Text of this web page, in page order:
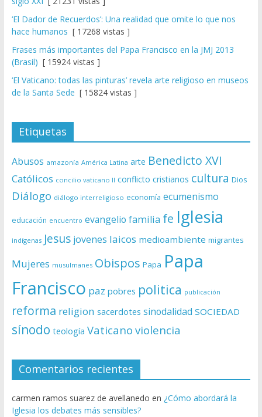
‘El Dador de Recuerdos’: Una realidad que omite lo que nos
hace humanos [ 17268 vistas ]
Frases más importantes del Papa Francisco en la JMJ 2013
(Brasil) [ 15924 vistas ]
‘El Vaticano: todas las pinturas’ revela arte religioso en museos
de la Santa Sede [ 15824 vistas ]
Etiquetas
Abusos amazonía América Latina arte Benedicto XVI
Católicos concilio vaticano II conflicto cristianos cultura Dios
Diálogo diálogo interreligioso economía ecumenismo
educación encuentro evangelio familia fe Iglesia
indígenas Jesus jovenes laicos medioambiente migrantes
Mujeres musulmanes Obispos Papa Papa
Francisco paz pobres politica publicación
reforma religion sacerdotes sinodalidad SOCIEDAD
sínodo teología Vaticano violencia
Comentarios recientes
carmen ramos suarez de avellanedo en ¿Cómo abordará la
Iglesia los debates más sensibles?